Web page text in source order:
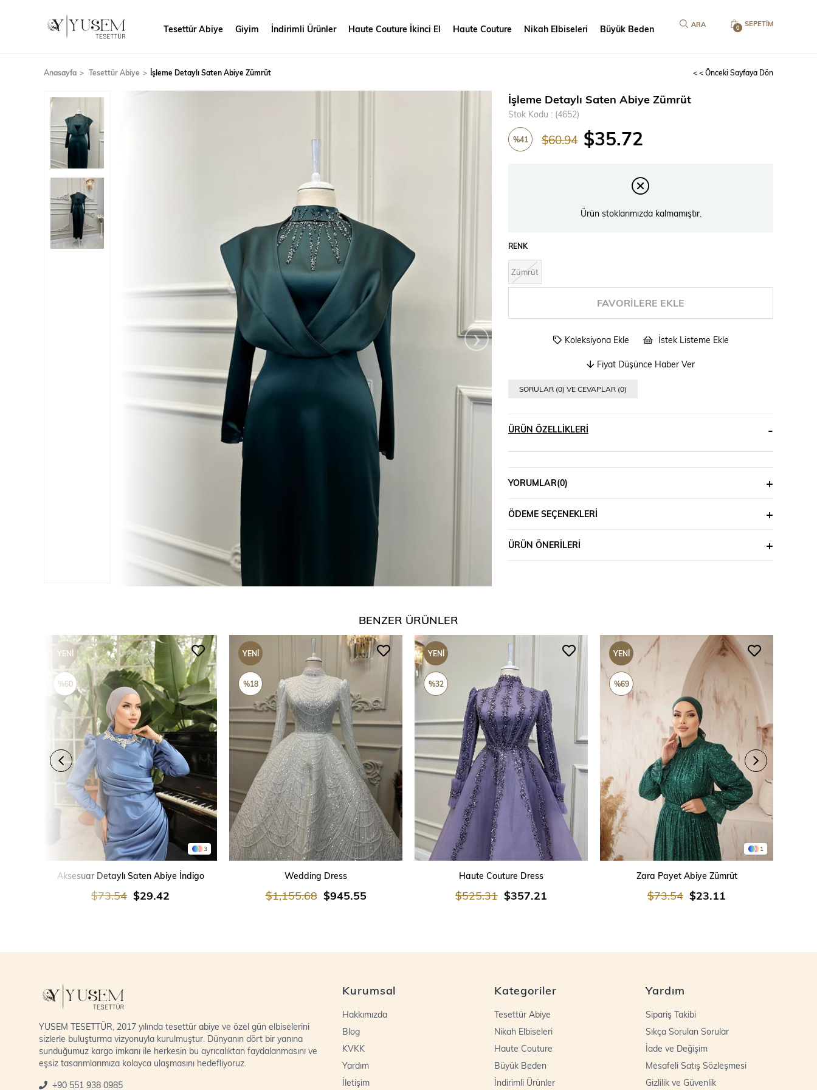
SEPETIM
0
Tesettür Abiye Giyim İndirimli Ürünler Haute Couture İkinci El Haute Couture Nikah Elbiseleri Büyük Beden
Anasayfa Tesettür Abiye İşleme Detaylı Saten Abiye Zümrüt < < Önceki Sayfaya Dön
›
İşleme Detaylı Saten Abiye Zümrüt
Stok Kodu (4652)
%41 $60.94 $35.72
Ürün stoklarımızda kalmamıştır.
RENK
Zümrüt
FAVORILERE EKLE
Koleksiyona Ekle İstek Listeme Ekle
Fiyat Düşünce Haber Ver
SORULAR (0) VE CEVAPLAR (0)
ÜRÜN ÖZELLIKLERI
YORUMLAR(0)
ÖDEME SEÇENEKLERI
ÜRÜN ÖNERILERI
BENZER ÜRÜNLER
3
Aksesuar Detaylı Saten Abiye İndigo
$29.42
$73.54
YENI
ÜRÜN
%60
Wedding Dress
$945.55
$1,155.68
YENI
ÜRÜN
%18
Haute Couture Dress
$357.21
$525.31
YENI
ÜRÜN
%32
1
Zara Payet Abiye Zümrüt
$23.11
$73.54
YENI
ÜRÜN
%69
YUSEM TESETTÜR, 2017 yılında tesettür abiye ve özel gün elbiselerini
sizlerle buluşturma vizyonuyla kurulmuştur. Dünyanın dört bir yanına
sunduğumuz kargo imkanı ile herkesin bu ayrıcalıktan faydalanmasını ve
eşsiz tasarımlarımıza kolayca ulaşmasını hedefliyoruz.
+90 551 938 0985
Kurumsal
Hakkımızda
Blog
KVKK
Yardım
İletişim
Kategoriler
Tesettür Abiye
Nikah Elbiseleri
Haute Couture
Büyük Beden
İndirimli Ürünler
Yardım
Sipariş Takibi
Sıkça Sorulan Sorular
İade ve Değişim
Mesafeli Satış Sözleşmesi
Gizlilik ve Güvenlik